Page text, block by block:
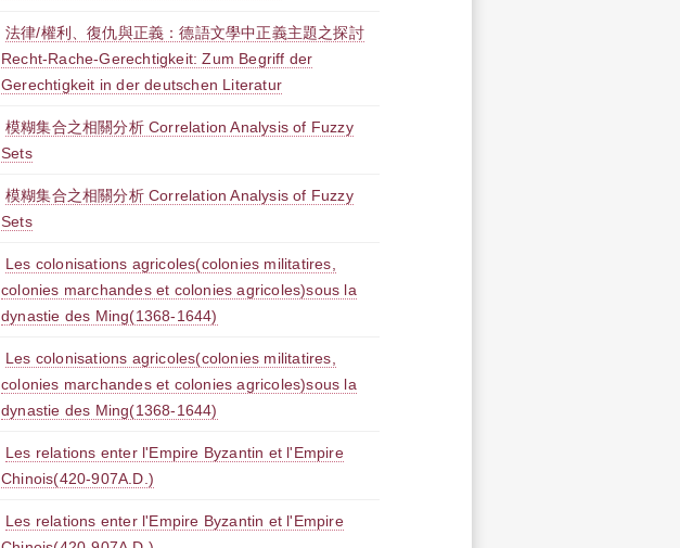
法律/權利、復仇與正義：德語文學中正義主題之探討
Recht-Rache-Gerechtigkeit: Zum Begriff der
Gerechtigkeit in der deutschen Literatur
模糊集合之相關分析 Correlation Analysis of Fuzzy
Sets
模糊集合之相關分析 Correlation Analysis of Fuzzy
Sets
Les colonisations agricoles(colonies militatires,
colonies marchandes et colonies agricoles)sous la
dynastie des Ming(1368-1644)
Les colonisations agricoles(colonies militatires,
colonies marchandes et colonies agricoles)sous la
dynastie des Ming(1368-1644)
Les relations enter l'Empire Byzantin et l'Empire
Chinois(420-907A.D.)
Les relations enter l'Empire Byzantin et l'Empire